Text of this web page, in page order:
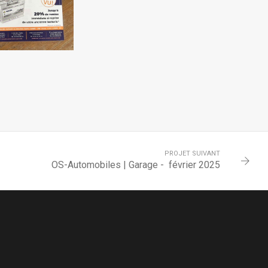
PROJET SUIVANT
OS-Automobiles | Garage - février 2025